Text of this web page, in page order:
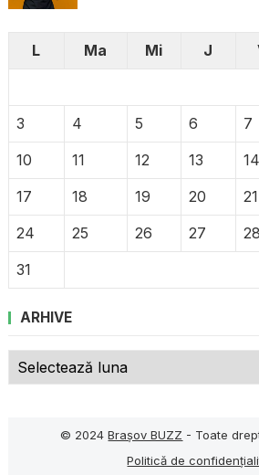
L Ma Mi J
3
4 5 6 7
10
11 12 13 14
17
18 19 20 21
24
25 26 27 28
31
ARHIVE
Arhive
© 2024Brașov BUZZ - Toate
Politică de